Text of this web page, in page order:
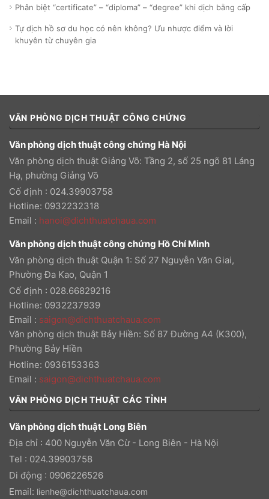
Phân biệt “certificate” – “diploma” – “degree” khi dịch bằng cấp
Tự dịch hồ sơ du học có nên không? Ưu nhược điểm và lời
khuyên từ chuyên gia
VĂN PHÒNG DỊCH THUẬT CÔNG CHỨNG
Văn phòng dịch thuật công chứng Hà Nội
Văn phòng dịch thuật Giảng Võ: Tầng 2, số 25 ngõ 81 Láng
Hạ, phường Giảng Võ
Cố định : 024.39903758
Hotline: 0932232318
Email : hanoi@dichthuatchaua.com
Văn phòng dịch thuật công chứng Hồ Chí Minh
Văn phòng dịch thuật Quận 1: Số 27 Nguyễn Văn Giai,
Phường Đa Kao, Quận 1
Cố định : 028.66829216
Hotline: 0932237939
Email : saigon@dichthuatchaua.com
Văn phòng dịch thuật Bảy Hiền: Số 87 Đường A4 (K300),
Phường Bảy Hiền
Hotline: 0936153363
Email : saigon@dichthuatchaua.com
VĂN PHÒNG DỊCH THUẬT CÁC TỈNH
Văn phòng dịch thuật Long Biên
Địa chỉ : 400 Nguyễn Văn Cừ - Long Biên - Hà Nội
Tel : 024.39903758
Di động : 0906226526
Email: lienhe@dichthuatchaua.com